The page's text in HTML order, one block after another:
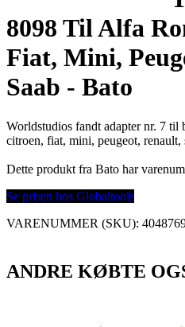
8098 Til Alfa
Fiat, Mini,
Saab - Bato
Worldstudios fandt adapter nr. 7 til
citroen, fiat, mini, peugeot, renault,
Dette produkt fra Bato har
Se prisen hos Globaltools
VARENUMMER (SKU):
ANDRE KØBTE